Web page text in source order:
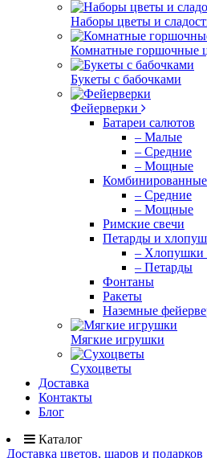
Наборы цветы и
Комнатные горшочные
Букеты с бабочками
Фейерверки
Батареи салютов
– Малые
– Средние
– Мощные
– Средние
– Мощные
Римские свечи
Петарды и
– Хлопушки
– Петарды
Фонтаны
Ракеты
Наземные
Мягкие игрушки
Сухоцветы
Доставка
Контакты
Блог
Каталог
Доставка цветов, шаров и подарков